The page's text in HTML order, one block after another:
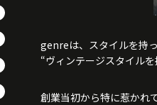
genreは、スタイルを持
“ヴィンテージスタイル
創業当初から特に惹かれ